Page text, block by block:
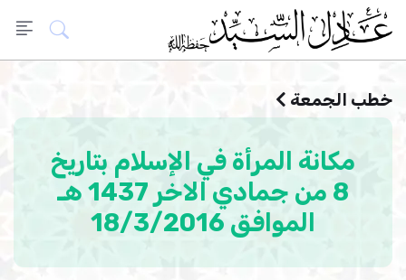
خطب الجمعة
مكانة المرأة في الإسلام بتاريخ
8 من جمادي الاخر 1437 هـ
الموافق 18/3/2016